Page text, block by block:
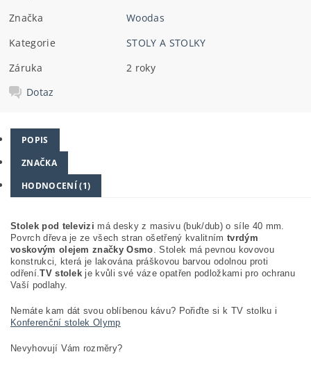
Značka
Woodas
Kategorie
STOLY A STOLKY
Záruka
2 roky
Dotaz
POPIS
ZNAČKA
HODNOCENÍ (1)
Stolek pod televizi má desky z masivu (buk/dub) o síle 40 mm.
Povrch dřeva je ze všech stran ošetřený kvalitnímtvrdým
voskovým olejem značky Osmo. Stolek má pevnou kovovou
konstrukci, která je lakována práškovou barvou odolnou proti
odření.TV stolek je kvůli své váze opatřen podložkami pro ochranu
Vaší podlahy.
Nemáte kam dát svou oblíbenou kávu? Pořiďte si k TV stolku i
Konferenční stolek Olymp
Nevyhovují Vám rozměry?